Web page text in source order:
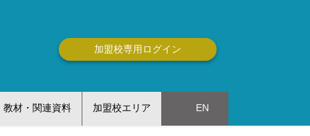
加盟校専用ログイン
教材・関連資料 加盟校エリア EN